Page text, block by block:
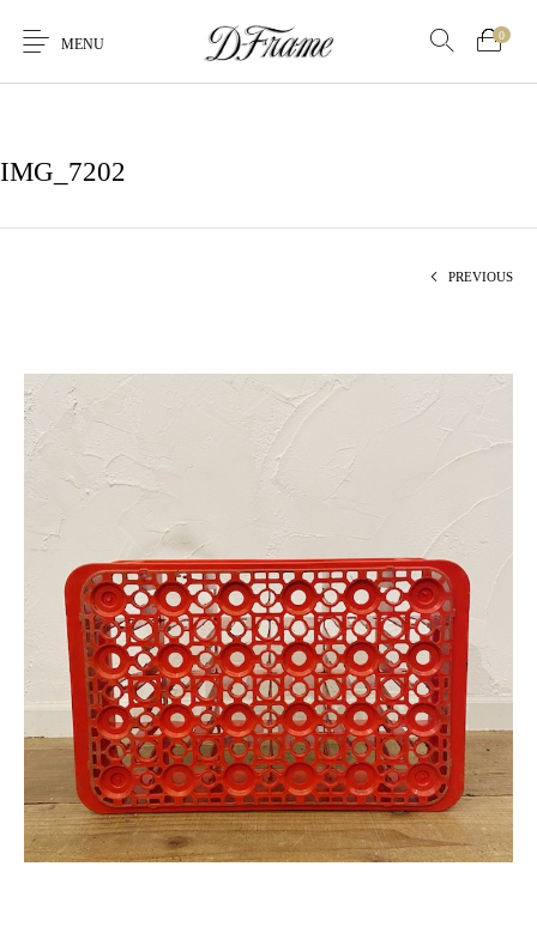
MENU
0
IMG_7202
PREVIOUS